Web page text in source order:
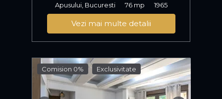
Apusului, Bucuresti
76 mp 1965
Vezi mai multe detalii
Comision 0% Exclusivitate